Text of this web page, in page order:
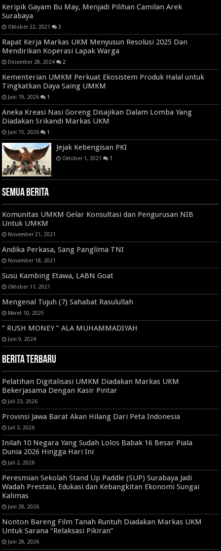
Keripik Gayam Bu May, Menjadi Pilihan Camilan Arek
Surabaya
Oktober 22, 2021 3
Rapat Kerja Markas UKM Menyusun Resolusi 2025 Dan
Mendirikan Koperasi Lapak Warga
Desember 28, 2024 2
Kementerian UMKM Perkuat Ekosistem Produk Halal untuk
Tingkatkan Daya Saing UMKM
Juni 19, 2026 1
Aneka Kreasi Nasi Goreng Disajikan Dalam Lomba Yang
Diadakan Srikandi Markas UKM
Juni 15, 2026 1
Jejak Kebengisan PKI
Oktober 1, 2021 1
Semua Berita
Komunitas UMKM Gelar Konsultasi dan Pengurusan NIB
Untuk UMKM
November 21, 2021
Andika Perkasa, Sang Panglima TNI
November 18, 2021
Susu Kambing Etawa, LABN Goat
Oktober 11, 2021
Mengenal Tujuh (7) Sahabat Rasulullah
Maret 10, 2025
” RUSH MONEY ” ALA MUHAMMADIYAH
Juni 9, 2024
Berita Terbaru
Pelatihan Digitalisasi UMKM Diadakan Markas UKM
Bekerjasama Dengan Kasir Pintar
Juli 23, 2026
Provinsi Jawa Barat Akan Hilang Dari Peta Indonesia
Juli 3, 2026
Inilah 10 Negara Yang Sudah Lolos Babak 16 Besar Piala
Dunia 2026 Hingga Hari Ini
Juli 2, 2026
Peresmian Sekolah Stand Up Paddle (SUP) Surabaya Jadi
Wadah Prestasi, Edukasi dan Kebangkitan Ekonomi Sungai
Kalimas
Juni 28, 2026
Nonton Bareng Film Tanah Runtuh Diadakan Markas UKM
Untuk Sarana “Relaksasi Pikiran”
Juni 28, 2026